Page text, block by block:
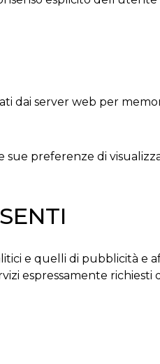
dai server web per
preferenze di
e quelli di pubblicità e
espressamente richiesti